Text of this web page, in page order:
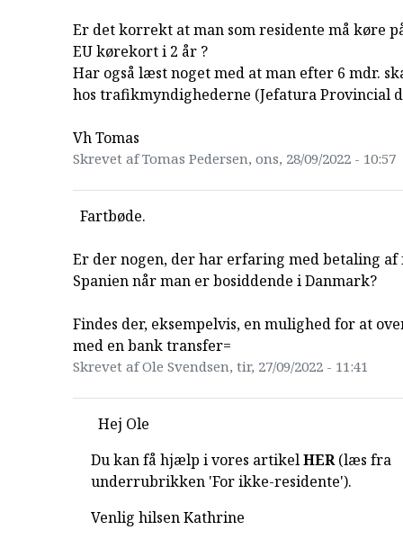
Er det korrekt at man som residente må køre
EU kørekort i 2 år ?
Har også læst noget med at man efter 6 mdr.
hos trafikmyndighederne (Jefatura Provincial
Vh Tomas
Skrevet af Tomas Pedersen, ons, 28/09/2022 - 10:57
Fartbøde.
Er der nogen, der har erfaring med betaling
Spanien når man er bosiddende i Danmark?
Findes der, eksempelvis, en mulighed for at
med en bank transfer=
Skrevet af Ole Svendsen, tir, 27/09/2022 - 11:41
Hej Ole
Du kan få hjælp i vores artikelHER(læs fra
underrubrikken 'For ikke-residente').
Venlig hilsen Kathrine